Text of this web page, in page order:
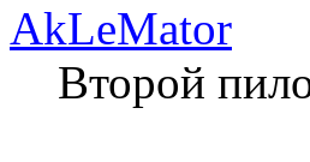
AkLeMator
Второй